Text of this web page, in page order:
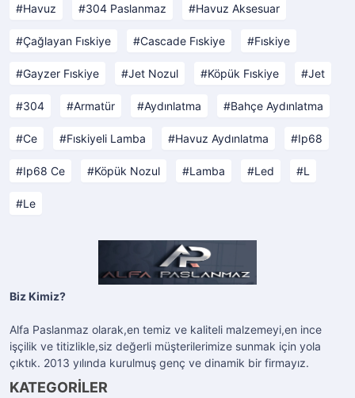
Havuz 304 Paslanmaz Havuz Aksesuar
Çağlayan Fıskiye Cascade Fıskiye Fıskiye
Gayzer Fıskiye Jet Nozul Köpük Fıskiye Jet
304 Armatür Aydınlatma Bahçe Aydınlatma
Ce Fıskiyeli Lamba Havuz Aydınlatma Ip68
Ip68 Ce Köpük Nozul Lamba Led L
Le
Biz Kimiz?
Alfa Paslanmaz olarak,en temiz ve kaliteli malzemeyi,en ince
işçilik ve titizlikle,siz değerli müşterilerimize sunmak için yola
çıktık. 2013 yılında kurulmuş genç ve dinamik bir firmayız.
KATEGORİLER